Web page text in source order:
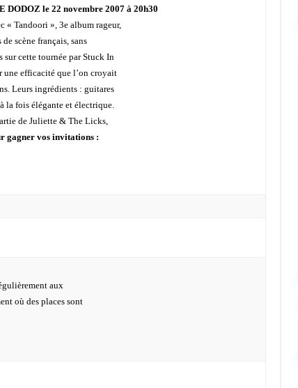
le 22 novembre 2007 à 20h30
« Tandoori », 3e album rageur,
scène français, sans
sur cette tournée par Stuck In
une efficacité que l’on croyait
Leurs ingrédients : guitares
la fois élégante et électrique.
de Juliette & The Licks,
gagner vos invitations :
aux
où des places sont